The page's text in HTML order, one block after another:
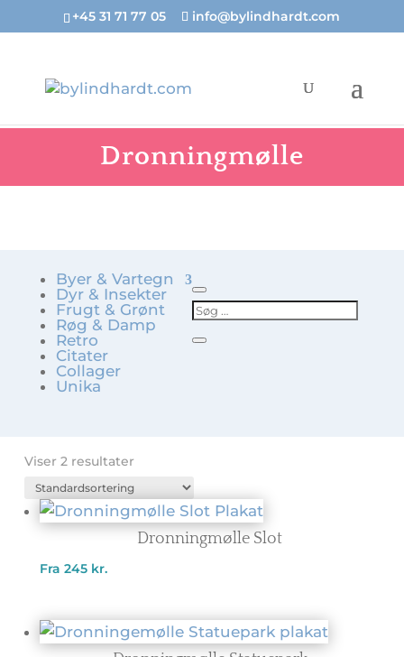
+45 31 71 77 05 info@bylindhardt.com
Dronningmølle
Byer & Vartegn
Dyr & Insekter
Frugt & Grønt
Røg & Damp
Retro
Citater
Collager
Unika
Viser 2 resultater
Dronningmølle Slot
Fra 245 kr.